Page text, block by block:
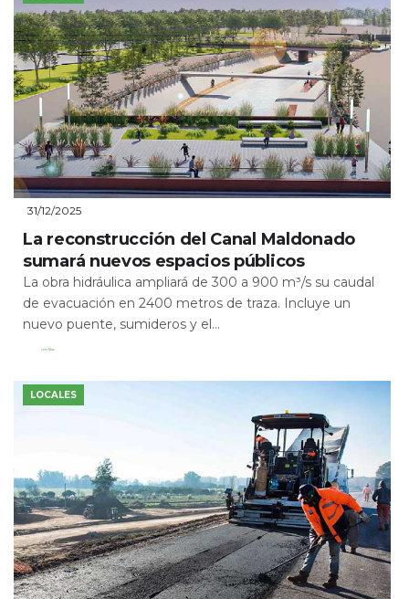
31/12/2025
La reconstrucción del Canal Maldonado
sumará nuevos espacios públicos
La obra hidráulica ampliará de 300 a 900 m³/s su caudal
de evacuación en 2400 metros de traza. Incluye un
nuevo puente, sumideros y el...
Leer Más
LOCALES